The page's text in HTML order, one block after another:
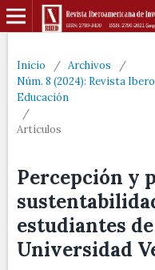
Inicio / Archivos
/
Núm. 8 (2024): Revista
Educación
/
Artículos
Percepción y
estudiantes
Universidad